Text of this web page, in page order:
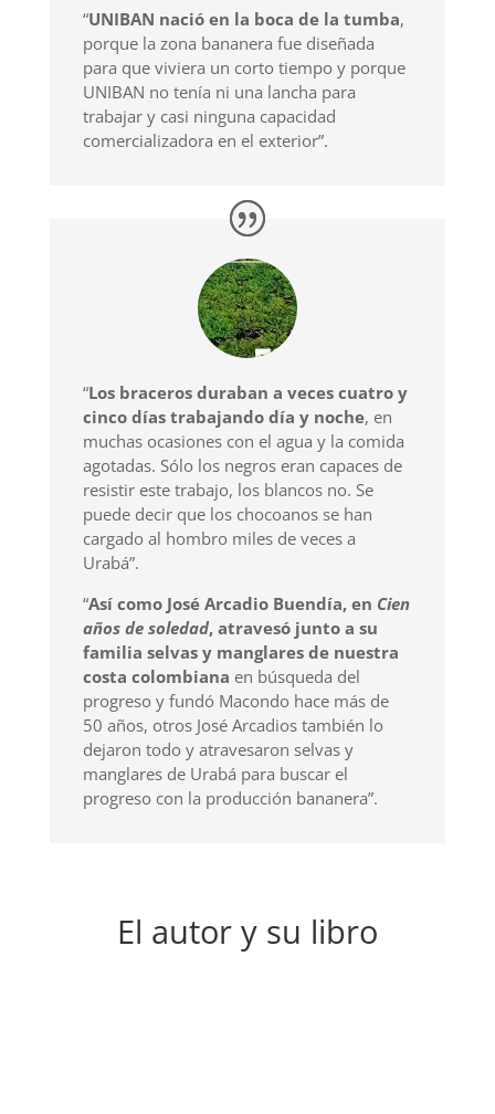
“UNIBAN nació en la boca de la tumba,
porque la zona bananera fue diseñada
para que viviera un corto tiempo y porque
UNIBAN no tenía ni una lancha para
trabajar y casi ninguna capacidad
comercializadora en el exterior”.
“Los braceros duraban a veces cuatro y
cinco días trabajando día y noche, en
muchas ocasiones con el agua y la comida
agotadas. Sólo los negros eran capaces de
resistir este trabajo, los blancos no. Se
puede decir que los chocoanos se han
cargado al hombro miles de veces a
Urabá”.
“Así como José Arcadio Buendía, en Cien
años de soledad, atravesó junto a su
familia selvas y manglares de nuestra
costa colombiana en búsqueda del
progreso y fundó Macondo hace más de
50 años, otros José Arcadios también lo
dejaron todo y atravesaron selvas y
manglares de Urabá para buscar el
progreso con la producción bananera”.
El autor y su libro